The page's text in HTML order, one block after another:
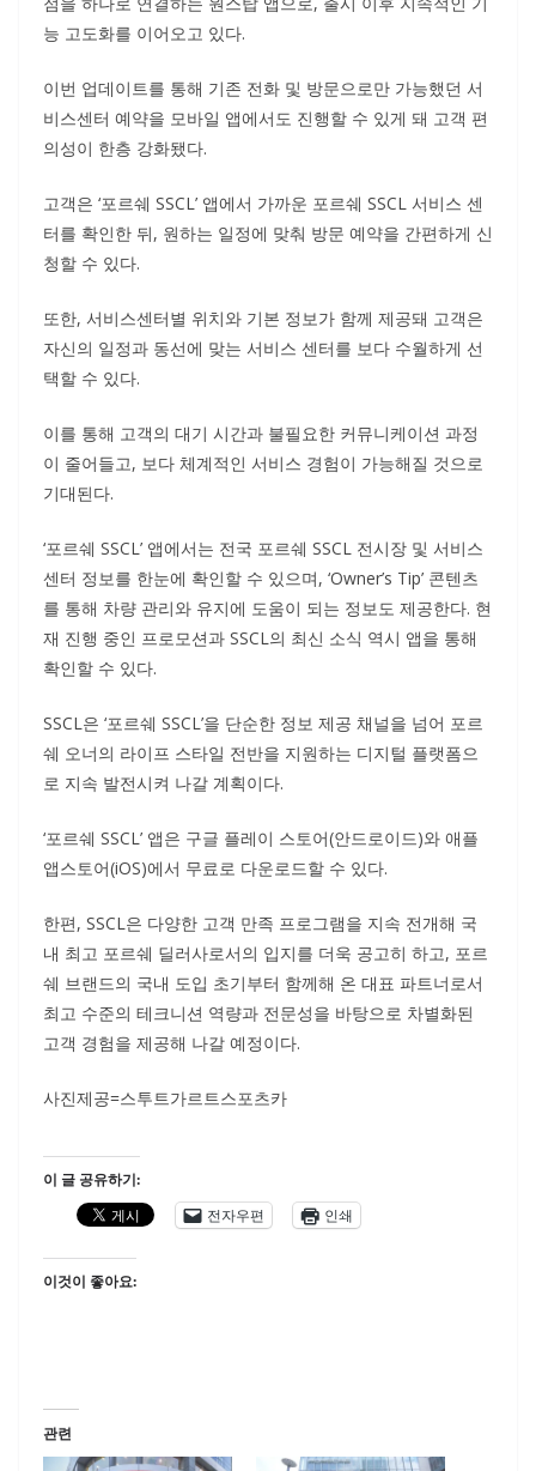
능 고도화를 이어오고 있다.
이번 업데이트를 통해 기존 전화 및 방문으로만 가능했던 서
비스센터 예약을 모바일 앱에서도 진행할 수 있게 돼 고객 편
의성이 한층 강화됐다.
고객은 ‘포르쉐 SSCL’ 앱에서 가까운 포르쉐 SSCL 서비스 센
터를 확인한 뒤, 원하는 일정에 맞춰 방문 예약을 간편하게 신
청할 수 있다.
또한, 서비스센터별 위치와 기본 정보가 함께 제공돼 고객은
자신의 일정과 동선에 맞는 서비스 센터를 보다 수월하게 선
택할 수 있다.
이를 통해 고객의 대기 시간과 불필요한 커뮤니케이션 과정
이 줄어들고, 보다 체계적인 서비스 경험이 가능해질 것으로
기대된다.
‘포르쉐 SSCL’ 앱에서는 전국 포르쉐 SSCL 전시장 및 서비스
센터 정보를 한눈에 확인할 수 있으며, ‘Owner’s Tip’ 콘텐츠
를 통해 차량 관리와 유지에 도움이 되는 정보도 제공한다. 현
재 진행 중인 프로모션과 SSCL의 최신 소식 역시 앱을 통해
확인할 수 있다.
SSCL은 ‘포르쉐 SSCL’을 단순한 정보 제공 채널을 넘어 포르
쉐 오너의 라이프 스타일 전반을 지원하는 디지털 플랫폼으
로 지속 발전시켜 나갈 계획이다.
‘포르쉐 SSCL’ 앱은 구글 플레이 스토어(안드로이드)와 애플
앱스토어(iOS)에서 무료로 다운로드할 수 있다.
한편, SSCL은 다양한 고객 만족 프로그램을 지속 전개해 국
내 최고 포르쉐 딜러사로서의 입지를 더욱 공고히 하고, 포르
쉐 브랜드의 국내 도입 초기부터 함께해 온 대표 파트너로서
최고 수준의 테크니션 역량과 전문성을 바탕으로 차별화된
고객 경험을 제공해 나갈 예정이다.
사진제공=스투트가르트스포츠카
이 글 공유하기:
전자우편
인쇄
이것이 좋아요:
관련